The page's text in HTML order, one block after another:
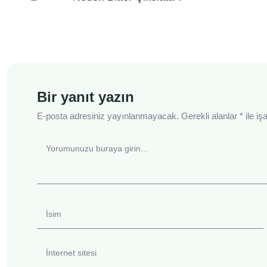
Bir yanıt yazın
E-posta adresiniz yayınlanmayacak. Gerekli alanlar * ile